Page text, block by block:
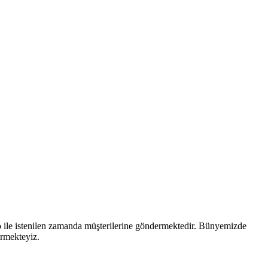
istenilen zamanda müşterilerine göndermektedir. Bünyemizde